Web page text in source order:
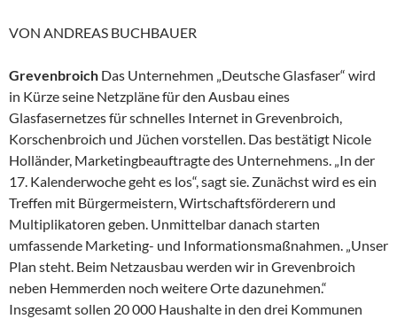
VON ANDREAS BUCHBAUER
Grevenbroich Das Unternehmen „Deutsche Glasfaser“ wird
in Kürze seine Netzpläne für den Ausbau eines
Glasfasernetzes für schnelles Internet in Grevenbroich,
Korschenbroich und Jüchen vorstellen. Das bestätigt Nicole
Holländer, Marketingbeauftragte des Unternehmens. „In der
17. Kalenderwoche geht es los“, sagt sie. Zunächst wird es ein
Treffen mit Bürgermeistern, Wirtschaftsförderern und
Multiplikatoren geben. Unmittelbar danach starten
umfassende Marketing- und Informationsmaßnahmen. „Unser
Plan steht. Beim Netzausbau werden wir in Grevenbroich
neben Hemmerden noch weitere Orte dazunehmen.“
Insgesamt sollen 20 000 Haushalte in den drei Kommunen